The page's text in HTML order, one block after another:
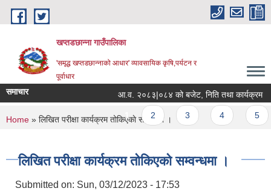
Skip to main content
खप्तडछान्ना गाउँपालिका
'समृद्ध खप्तडछान्नाको आधार' व्यावसायिक कृषि,पर्यटन र
पूर्वाधार
समाचार आ.व. २०८३|०८४ को बजेट, निति तथा कार्यक्रम
Pages
1 2
You are here
Home » लिखित परीक्षा कार्यक्रम तोकिएकाे सम्वन्धमा ।
लिखित परीक्षा कार्यक्रम तोकिएकाे सम्वन्धमा ।
Submitted on: Sun, 03/12/2023 - 17:53